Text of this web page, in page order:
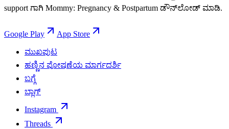
support ಗಾಗಿ Mommy: Pregnancy & Postpartum ಡೌನ್‌ಲೋಡ್ ಮಾಡಿ.
Google Play App Store
ಮುಖಪುಟ
ಹಣ್ಣಿನ ಪೋಷಣೆಯ ಮಾರ್ಗದರ್ಶಿ
ಬಗ್ಗೆ
ಬ್ಲಾಗ್
Instagram
Threads